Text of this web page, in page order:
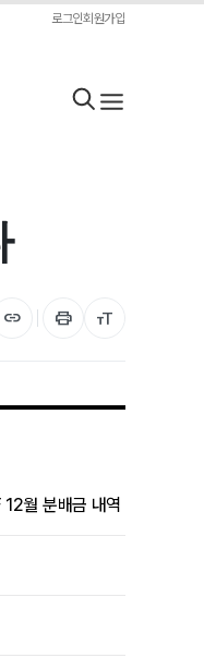
로그인회원가입
link print format_size
월 분배금 내역